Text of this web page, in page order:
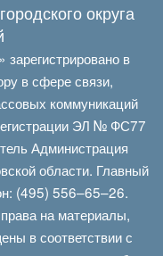
округа
в
в сфере связи,
коммуникаций
ЭЛ № ФС77
Администрация
области. Главный
(495) 556–65–26.
на материалы,
в соответствии с